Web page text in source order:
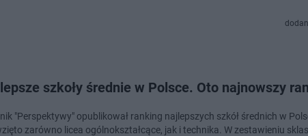
szkoły średnie w Polsce. Oto najnowszy
"Perspektywy" opublikował ranking najlepszych szkół średnich w
zarówno licea ogólnokształcące, jak i technika. W zestawieniu